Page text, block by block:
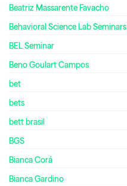
Beatriz Massarente Favacho
Behavioral Science Lab Seminars
BEL Seminar
Beno Goulart Campos
bet
bets
bett brasil
BGS
Bianca Corá
Bianca Gardino